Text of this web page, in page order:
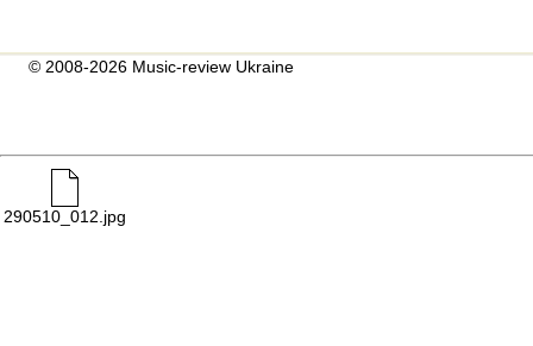
© 2008-2026 Music-review Ukraine
290510_012.jpg